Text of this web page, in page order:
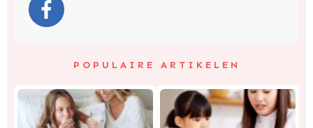
POPULAIRE ARTIKELEN